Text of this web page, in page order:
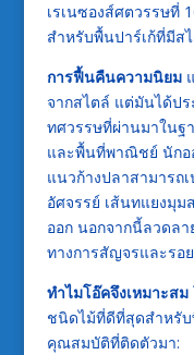
เรเนซองส์ศตวรรษที่
สำหรับพื้นปาร์เก้ที่มีส
การฟื้นคืนความนิยมแ
จากสไตล์ แต่มันได้ปร
ทศวรรษที่ผ่านมาในฐ
และพื้นที่พาณิชย์ นักอ
แนวก้างปลาสามารถ
อัศจรรย์ เส้นทแยงมุ
ออก นอกจากนี้ลวดล
ทางการสัญจรและรอ
ทำไมโอ๊คจึงเหมาะสม
ชนิดไม้ที่ดีที่สุดสำหรับ
คุณสมบัติที่ติดตัวมา: